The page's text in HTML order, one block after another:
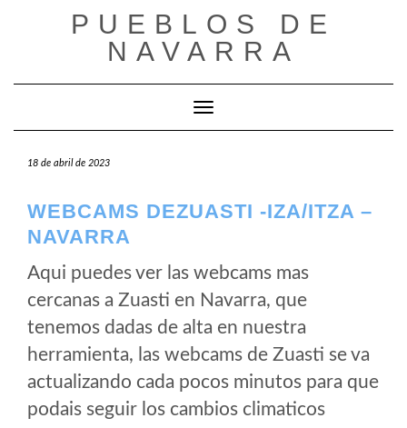
PUEBLOS DE
NAVARRA
Cambiar modo de navegación
18 de abril de 2023
WEBCAMS DEZUASTI -IZA/ITZA –
NAVARRA
Aqui puedes ver las webcams mas
cercanas a Zuasti en Navarra, que
tenemos dadas de alta en nuestra
herramienta, las webcams de Zuasti se va
actualizando cada pocos minutos para que
podais seguir los cambios climaticos